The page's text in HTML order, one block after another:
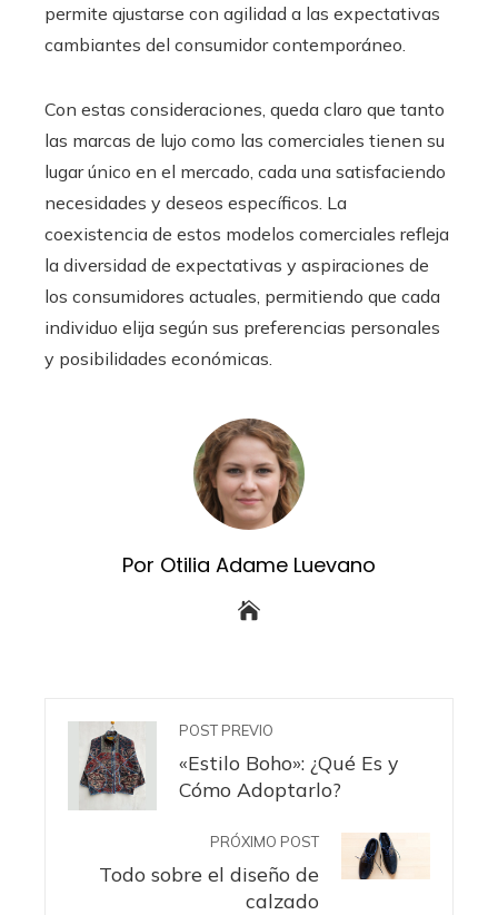
permite ajustarse con agilidad a las expectativas
cambiantes del consumidor contemporáneo.
Con estas consideraciones, queda claro que tanto
las marcas de lujo como las comerciales tienen su
lugar único en el mercado, cada una satisfaciendo
necesidades y deseos específicos. La
coexistencia de estos modelos comerciales refleja
la diversidad de expectativas y aspiraciones de
los consumidores actuales, permitiendo que cada
individuo elija según sus preferencias personales
y posibilidades económicas.
Por Otilia Adame Luevano
POST PREVIO
«Estilo Boho»: ¿Qué Es y
Cómo Adoptarlo?
PRÓXIMO POST
Todo sobre el diseño de
calzado